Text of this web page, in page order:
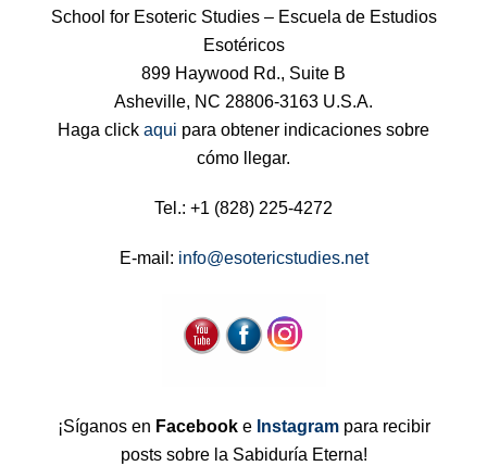
School for Esoteric Studies – Escuela de Estudios
Esotéricos
899 Haywood Rd., Suite B
Asheville, NC 28806-3163 U.S.A.
Haga click aqui para obtener indicaciones sobre
cómo llegar.
Tel.: +1 (828) 225-4272
E-mail: info@esotericstudies.net
¡Síganos en Facebooke Instagram para recibir
posts sobre la Sabiduría Eterna!